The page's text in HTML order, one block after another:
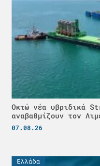
Οκτώ νέα υβριδικά
αναβαθμίζουν τον
07.08.26
Ελλάδα